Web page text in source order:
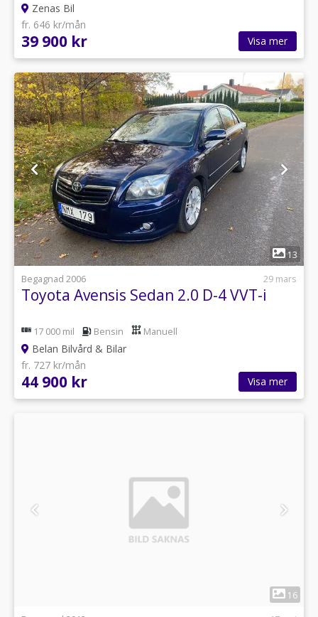
Zenas Bil
fr. 646 kr/mån
39 900 kr Visa mer
1
13
Begagnad 2006
29 mars
Toyota Avensis Sedan 2.0 D-4 VVT-i
17 000 mil Bensin Manuell
Belan Bilvård & Bilar
fr. 727 kr/mån
44 900 kr Visa mer
16